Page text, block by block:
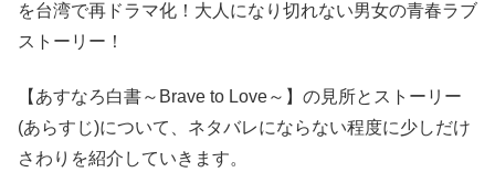
を台湾で再ドラマ化！大人になり切れない男女の青春ラブ
ストーリー！
【あすなろ白書～Brave to Love～】の見所とストーリー
(あらすじ)について、ネタバレにならない程度に少しだけ
さわりを紹介していきます。